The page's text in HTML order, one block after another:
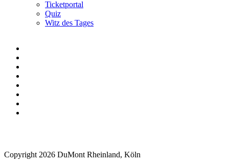
Ticketportal
Quiz
Witz des Tages
Copyright 2026 DuMont Rheinland, Köln